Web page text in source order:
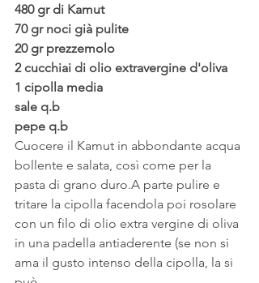
480 gr di Kamut
70 gr noci già pulite
20 gr prezzemolo
2 cucchiai di olio extravergine d'oliva
1 cipolla media
sale q.b
pepe q.b
Cuocere il Kamut in abbondante acqua
bollente e salata, così come per la
pasta di grano duro.A parte pulire e
tritare la cipolla facendola poi rosolare
con un filo di olio extra vergine di oliva
in una padella antiaderente (se non si
ama il gusto intenso della cipolla, la si